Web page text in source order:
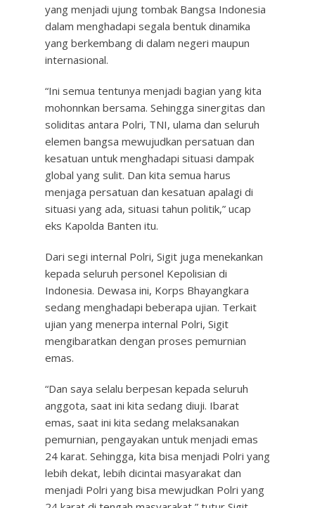
yang menjadi ujung tombak Bangsa Indonesia
dalam menghadapi segala bentuk dinamika
yang berkembang di dalam negeri maupun
internasional.
“Ini semua tentunya menjadi bagian yang kita
mohonnkan bersama. Sehingga sinergitas dan
soliditas antara Polri, TNI, ulama dan seluruh
elemen bangsa mewujudkan persatuan dan
kesatuan untuk menghadapi situasi dampak
global yang sulit. Dan kita semua harus
menjaga persatuan dan kesatuan apalagi di
situasi yang ada, situasi tahun politik,” ucap
eks Kapolda Banten itu.
Dari segi internal Polri, Sigit juga menekankan
kepada seluruh personel Kepolisian di
Indonesia. Dewasa ini, Korps Bhayangkara
sedang menghadapi beberapa ujian. Terkait
ujian yang menerpa internal Polri, Sigit
mengibaratkan dengan proses pemurnian
emas.
“Dan saya selalu berpesan kepada seluruh
anggota, saat ini kita sedang diuji. Ibarat
emas, saat ini kita sedang melaksanakan
pemurnian, pengayakan untuk menjadi emas
24 karat. Sehingga, kita bisa menjadi Polri yang
lebih dekat, lebih dicintai masyarakat dan
menjadi Polri yang bisa mewjudkan Polri yang